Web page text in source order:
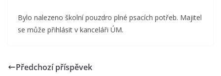
Bylo nalezeno školní pouzdro plné psacích potřeb. Majitel
se může přihlásit v kanceláři ÚM.
Předchozí příspěvek